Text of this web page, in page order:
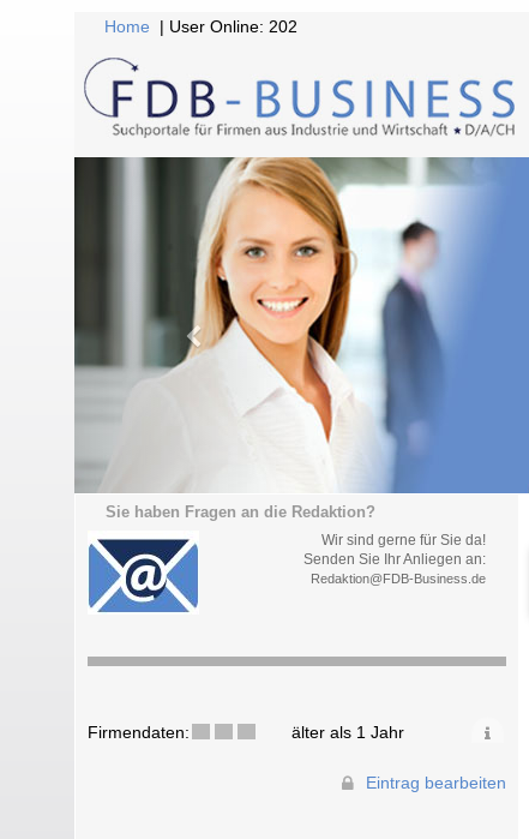
Home | User Online: 202
Sie haben Fragen an die Redaktion?
Wir sind gerne für Sie da!
Senden Sie Ihr Anliegen an:
Redaktion@FDB-Business.de
Firmendaten: älter als 1 Jahr
Eintrag bearbeiten